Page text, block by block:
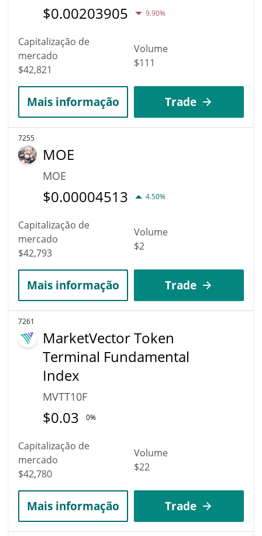
$0.00203905 9.90%
Capitalização de
mercado
$42,821
Volume
$111
Mais informação Trade
7255
MOE
MOE
$0.00004513 4.50%
Capitalização de
mercado
$42,793
Volume
$2
Mais informação Trade
7261
MarketVector Token
Terminal Fundamental
Index
MVTT10F
$0.03 0%
Capitalização de
mercado
$42,780
Volume
$22
Mais informação Trade